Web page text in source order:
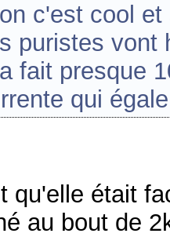
c'est cool
puristes vont
fait presque
qui
qu'elle était
au bout de